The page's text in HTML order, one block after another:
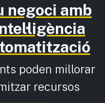
negoci amb
poden millorar
recursos